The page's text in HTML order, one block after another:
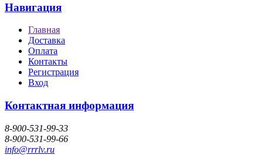
Навигация
Главная
Доставка
Оплата
Контакты
Регистрация
Вход
Контактная информация
8-900-531-99-33
8-900-531-99-66
info@rrrlv.ru